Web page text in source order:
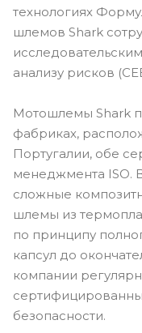
технологиях
шлемов Shark
анализу рисков
Мотошлемы Shark
фабриках,
Португалии, обе
менеджмента ISO.
сложные
шлемы из
по принципу
капсул до
компании
безопасности.